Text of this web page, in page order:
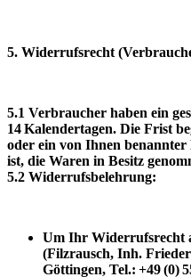
5. Widerrufsrecht
5.1 Verbraucher haben ein
14 Kalendertagen. Die Frist
oder ein von Ihnen
ist, die Waren in Besitz
5.2 Widerrufsbelehrung:
Um Ihr Widerrufsrecht
(Filzrausch, Inh. Frieder
Göttingen, Tel.: +49 (0)